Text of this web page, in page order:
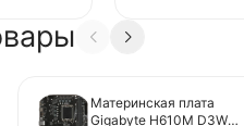
Материнская плата
Gigabyte H610M D3W